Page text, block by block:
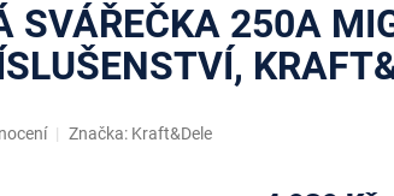
SVÁŘEČKA 250A
Značka: Kraft&Dele